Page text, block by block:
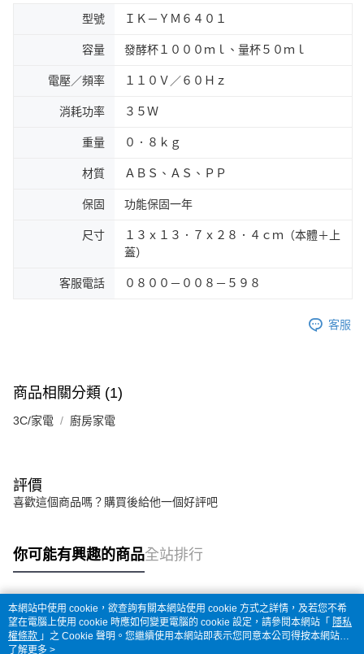
型號 ＩＫ－ＹＭ６４０１
容量 發酵杯１０００ｍｌ、量杯５０ｍｌ
電壓／頻率 １１０Ｖ／６０Ｈｚ
消耗功率 ３５Ｗ
重量 ０．８ｋｇ
材質 ＡＢＳ、ＡＳ、ＰＰ
保固 功能保固一年
尺寸
１３ｘ１３．７ｘ２８．４ｃｍ（本體＋上
蓋）
客服電話 ０８００－００８－５９８
客服
商品相關分類 (1)
3C/家電 廚房家電
評價
喜歡這個商品嗎？購買後給他一個好評吧
你可能有興趣的商品全站排行
熱門標籤
本網站中使用 cookie，欲查詢有關本網站使用 cookie 方式之詳情，及若您不希
望在電腦上使用 cookie 時應如何變更電腦的 cookie 設定，請參閱本網站「 隱私
權條款 」之 Cookie 聲明。您繼續使用本網站即表示您同意本公司得按本網站使
用條款之 Cookie 聲明使用 cookie。
了解更多 >